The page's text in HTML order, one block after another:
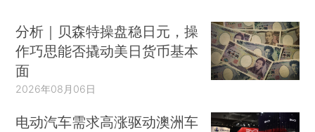
分析｜贝森特操盘稳日元，操
作巧思能否撬动美日货币基本
面
2026年08月06日
电动汽车需求高涨驱动澳洲车